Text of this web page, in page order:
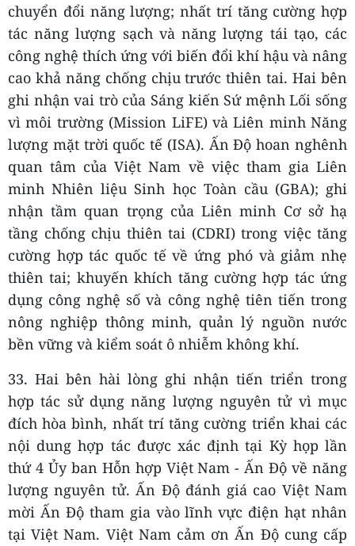
chuyển đổi năng lượng; nhất trí tăng cường hợp
tác năng lượng sạch và năng lượng tái tạo, các
công nghệ thích ứng với biến đổi khí hậu và nâng
cao khả năng chống chịu trước thiên tai. Hai bên
ghi nhận vai trò của Sáng kiến Sứ mệnh Lối sống
vì môi trường (Mission LiFE) và Liên minh Năng
lượng mặt trời quốc tế (ISA). Ấn Độ hoan nghênh
quan tâm của Việt Nam về việc tham gia Liên
minh Nhiên liệu Sinh học Toàn cầu (GBA); ghi
nhận tầm quan trọng của Liên minh Cơ sở hạ
tầng chống chịu thiên tai (CDRI) trong việc tăng
cường hợp tác quốc tế về ứng phó và giảm nhẹ
thiên tai; khuyến khích tăng cường hợp tác ứng
dụng công nghệ số và công nghệ tiên tiến trong
nông nghiệp thông minh, quản lý nguồn nước
bền vững và kiểm soát ô nhiễm không khí.
33. Hai bên hài lòng ghi nhận tiến triển trong
hợp tác sử dụng năng lượng nguyên tử vì mục
đích hòa bình, nhất trí tăng cường triển khai các
nội dung hợp tác được xác định tại Kỳ họp lần
thứ 4 Ủy ban Hỗn hợp Việt Nam - Ấn Độ về năng
lượng nguyên tử. Ấn Độ đánh giá cao Việt Nam
mời Ấn Độ tham gia vào lĩnh vực điện hạt nhân
tại Việt Nam. Việt Nam cảm ơn Ấn Độ cung cấp